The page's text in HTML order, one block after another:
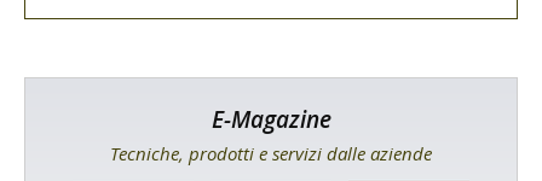
E-Magazine
Tecniche, prodotti e servizi dalle aziende